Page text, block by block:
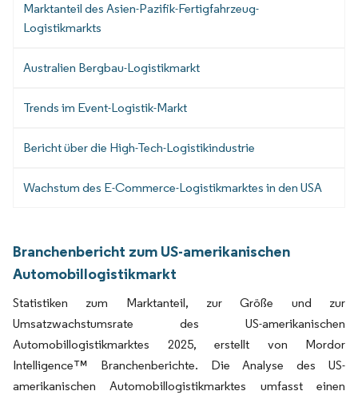
Marktanteil des Asien-Pazifik-Fertigfahrzeug-
Logistikmarkts
Australien Bergbau-Logistikmarkt
Trends im Event-Logistik-Markt
Bericht über die High-Tech-Logistikindustrie
Wachstum des E-Commerce-Logistikmarktes in den USA
Branchenbericht zum US-amerikanischen
Automobillogistikmarkt
Statistiken zum Marktanteil, zur Größe und zur
Umsatzwachstumsrate des US-amerikanischen
Automobillogistikmarktes 2025, erstellt von Mordor
Intelligence™ Branchenberichte. Die Analyse des US-
amerikanischen Automobillogistikmarktes umfasst einen